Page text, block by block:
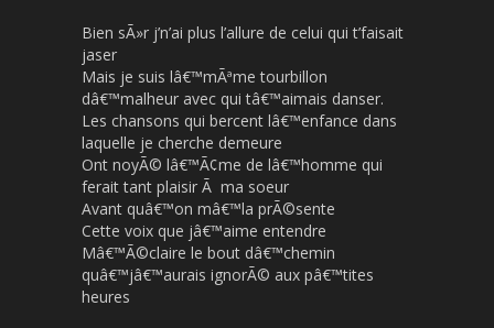
Bien sÃ»r j’n’ai plus l’allure de celui qui t’faisait
jaser
Mais je suis lâ€™mÃªme tourbillon
dâ€™malheur avec qui tâ€™aimais danser.
Les chansons qui bercent lâ€™enfance dans
laquelle je cherche demeure
Ont noyÃ© lâ€™Ã¢me de lâ€™homme qui
ferait tant plaisir Ã ma soeur
Avant quâ€™on mâ€™la prÃ©sente
Cette voix que jâ€™aime entendre
Mâ€™Ã©claire le bout dâ€™chemin
quâ€™jâ€™aurais ignorÃ© aux pâ€™tites
heures